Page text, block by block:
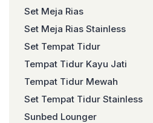
Set Meja Rias
Set Meja Rias Stainless
Set Tempat Tidur
Tempat Tidur Kayu Jati
Tempat Tidur Mewah
Set Tempat Tidur Stainless
Sunbed Lounger